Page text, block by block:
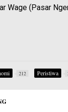
Wage (Pasar
212 Peristiwa